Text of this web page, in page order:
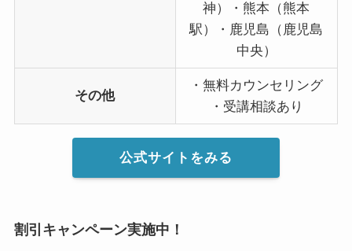
神）・熊本（熊本
駅）・鹿児島（鹿児島
中央）
その他
・無料カウンセリング
・受講相談あり
公式サイトをみる
割引 キャンペーン実施中！